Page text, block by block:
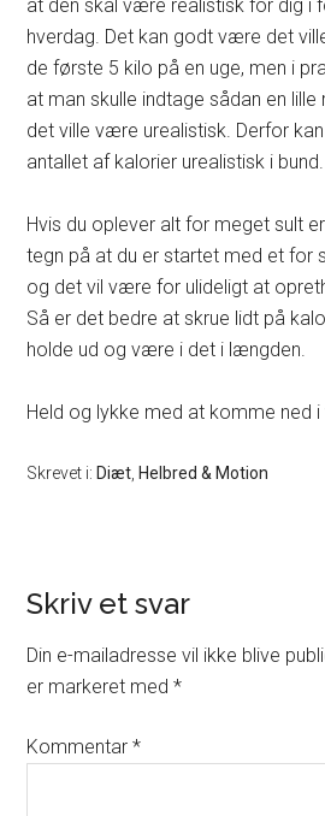
at den skal være realistisk for dig i
hverdag. Det kan godt være det
de første 5 kilo på en uge, men i
at man skulle indtage sådan en
det ville være urealistisk. Derfor
antallet af kalorier urealistisk i bund.
Hvis du oplever alt for meget sult
tegn på at du er startet med et for
og det vil være for ulideligt at
Så er det bedre at skrue lidt på
holde ud og være i det i længden.
Held og lykke med at komme ned
Skrevet i: Diæt Helbred & Motion
Skriv et svar
Din e-mailadresse vil ikke blive
er markeret med*
Kommentar*